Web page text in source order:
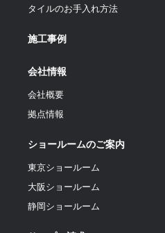
タイルのお手入れ方法
施工事例
会社情報
会社概要
拠点情報
ショールームのご案内
東京ショールーム
大阪ショールーム
静岡ショールーム